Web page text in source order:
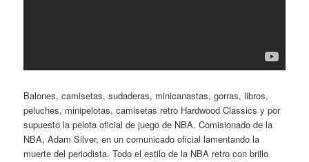
Balones, camisetas, sudaderas, minicanastas, gorras, libros,
peluches, minipelotas, camisetas retro Hardwood Classics y por
supuesto la pelota oficial de juego de NBA. Comisionado de la
NBA, Adam Silver, en un comunicado oficial lamentando la
muerte del periodista. Todo el estilo de la NBA retro con brillo